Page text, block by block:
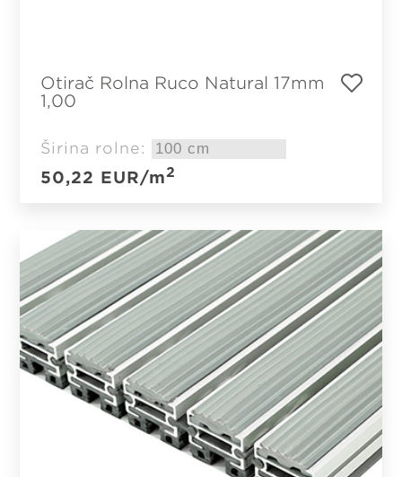
Otirač Rolna Ruco Natural 17mm
1,00
Širina rolne:
50,22 EUR/m2